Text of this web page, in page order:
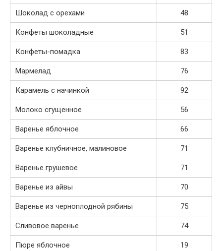
Шоколад с орехами 48
Конфеты шоколадные 51
Конфеты-помадка 83
Мармелад 76
Карамель с начинкой 92
Молоко сгущенное 56
Варенье яблочное 66
Варенье клубничное, малиновое 71
Варенье грушевое 71
Варенье из айвы 70
Варенье из черноплодной рябины 75
Сливовое варенье 74
Пюре яблочное 19